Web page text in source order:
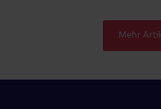
Mehr